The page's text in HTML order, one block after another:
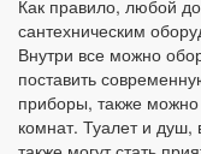
Как правило, любой
сантехническим
Внутри все можно
поставить
приборы, также
комнат. Туалет и душ,